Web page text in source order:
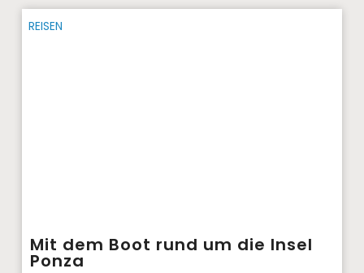
REISEN
Mit dem Boot rund um die Insel
Ponza